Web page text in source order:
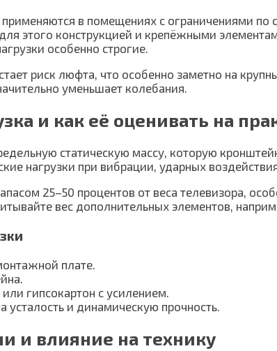
в помещениях с ограничениями по
этого конструкцией и крепёжными
особенно строгие.
риск люфта, что особенно заметно на
уменьшает колебания.
и как её оценивать на
статическую массу, которую
нагрузки при вибрации, ударных
25–50 процентов от веса телевизора,
вес дополнительных элементов,
плате.
гипсокартон с усилением.
и динамическую прочность.
и влияние на технику